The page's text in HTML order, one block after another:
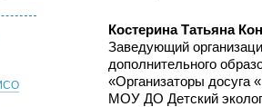
Костерина Татьяна
Заведующий
дополнительного
«Организаторы досуга
МОУ ДО Детский